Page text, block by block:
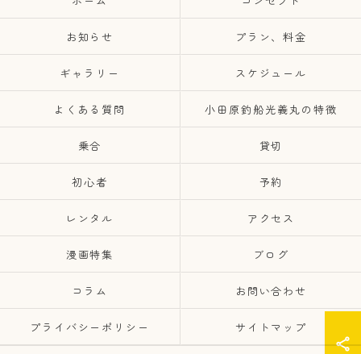
お知らせ プラン、料金
ギャラリー スケジュール
よくある質問 小田原釣船光義丸の特徴
乗合 貸切
初心者 予約
レンタル アクセス
漫画特集 ブログ
コラム お問い合わせ
プライバシーポリシー サイトマップ